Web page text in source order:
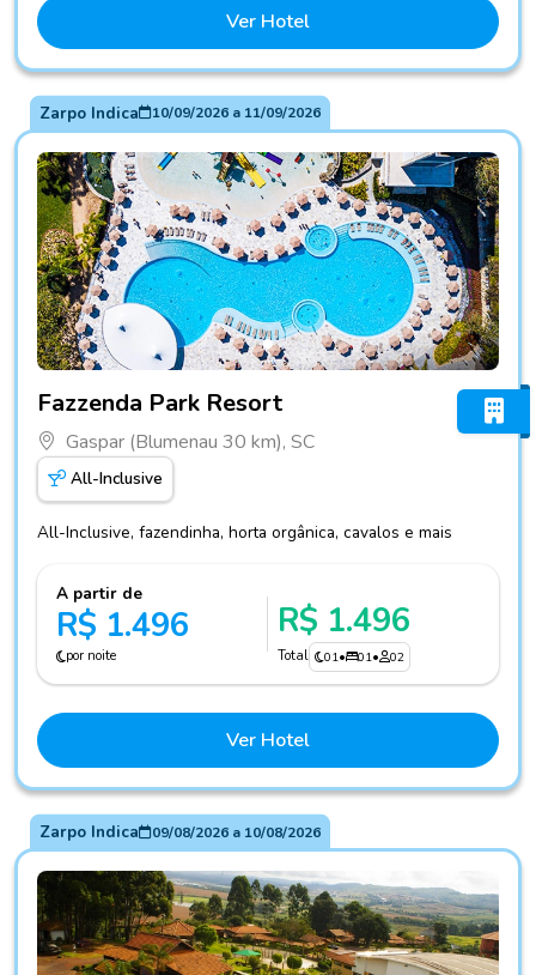
Ver Hotel
Zarpo Indica 10/09/2026a 11/09/2026
Fazzenda Park Resort
Gaspar (Blumenau 30 km), SC
All-Inclusive
All-Inclusive, fazendinha, horta orgânica, cavalos e mais
A partir de
R$ 1.496
por noite
R$ 1.496
Total 01• 01• 02
Ver Hotel
Zarpo Indica 09/08/2026a 10/08/2026